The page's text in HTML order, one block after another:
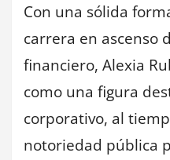
Con una sólida
carrera en ascenso
financiero, Alexia
como una figura
corporativo, al
notoriedad pública